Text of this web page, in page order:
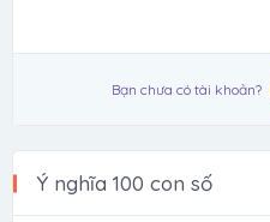
Bạn chưa có tài khoản?
Ý nghĩa 100 con số